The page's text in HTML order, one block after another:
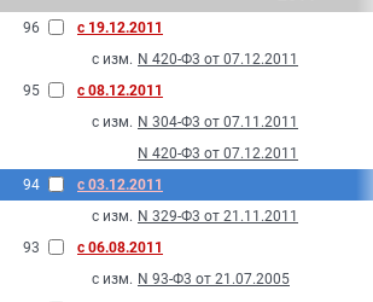
96
с 19.12.2011
с изм. N 420-Ф3 от 07.12.2011
95
с 08.12.2011
с изм. N 304-Ф3 от 07.11.2011
N 420-Ф3 от 07.12.2011
94
с 03.12.2011
с изм. N 329-Ф3 от 21.11.2011
93
с 06.08.2011
с изм. N 93-Ф3 от 21.07.2005